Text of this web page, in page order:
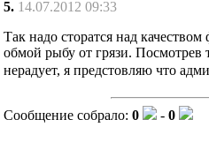
5. 14.07.2012 09:33
Так надо сторатся над
обмой рыбу от грязи. Посмотрев
нерадует, я предстовляю что
Сообщение собрало: 0 - 0